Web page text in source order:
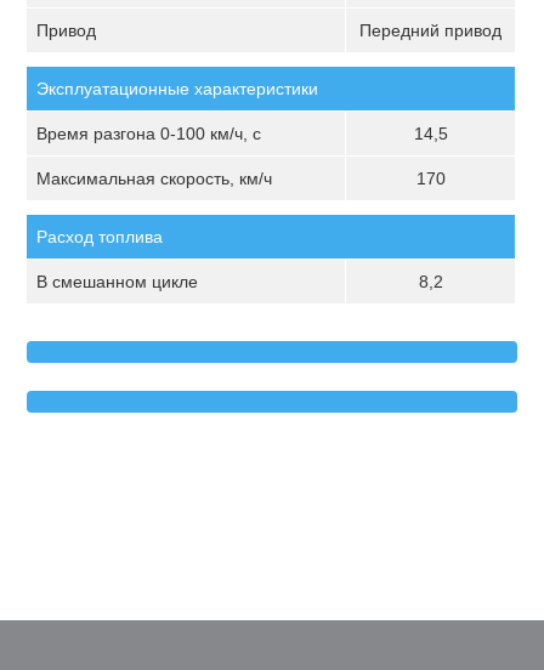
Привод Передний привод
Эксплуатационные характеристики
Время разгона 0-100 км/ч, с 14,5
Максимальная скорость, км/ч 170
Расход топлива
В смешанном цикле 8,2